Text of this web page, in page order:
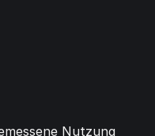
Nutzung